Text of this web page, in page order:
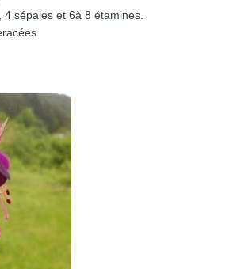
sépales et 6à 8 étamines.